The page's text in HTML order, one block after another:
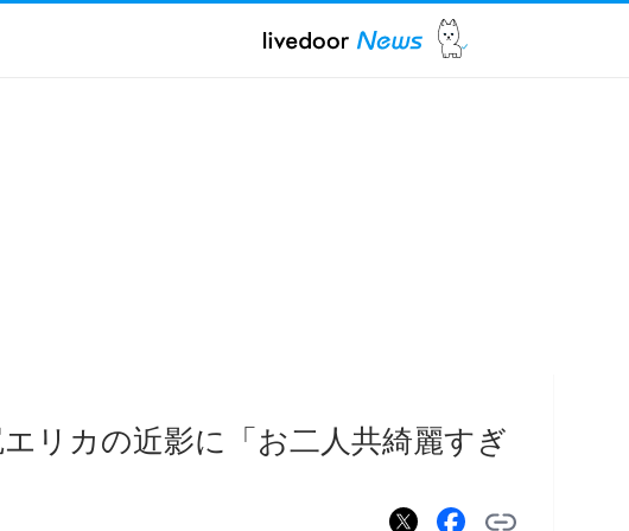
リカの近影に「お二人共綺麗すぎ